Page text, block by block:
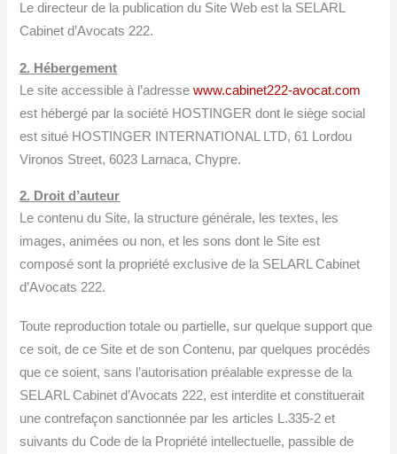
Le directeur de la publication du Site Web est la SELARL
Cabinet d’Avocats 222.
2. Hébergement
Le site accessible à l’adressewww.cabinet222-avocat.com
est hébergé par la société HOSTINGER dont le siège social
est situé HOSTINGER INTERNATIONAL LTD, 61 Lordou
Vironos Street, 6023 Larnaca, Chypre.
2. Droit d’auteur
Le contenu du Site, la structure générale, les textes, les
images, animées ou non, et les sons dont le Site est
composé sont la propriété exclusive de la SELARL Cabinet
d’Avocats 222.
Toute reproduction totale ou partielle, sur quelque support que
ce soit, de ce Site et de son Contenu, par quelques procédés
que ce soient, sans l’autorisation préalable expresse de la
SELARL Cabinet d’Avocats 222, est interdite et constituerait
une contrefaçon sanctionnée par les articles L.335-2 et
suivants du Code de la Propriété intellectuelle, passible de